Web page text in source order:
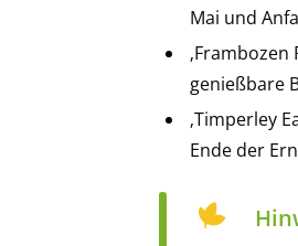
Mai und
genießbare
‚Timperley
Ende der